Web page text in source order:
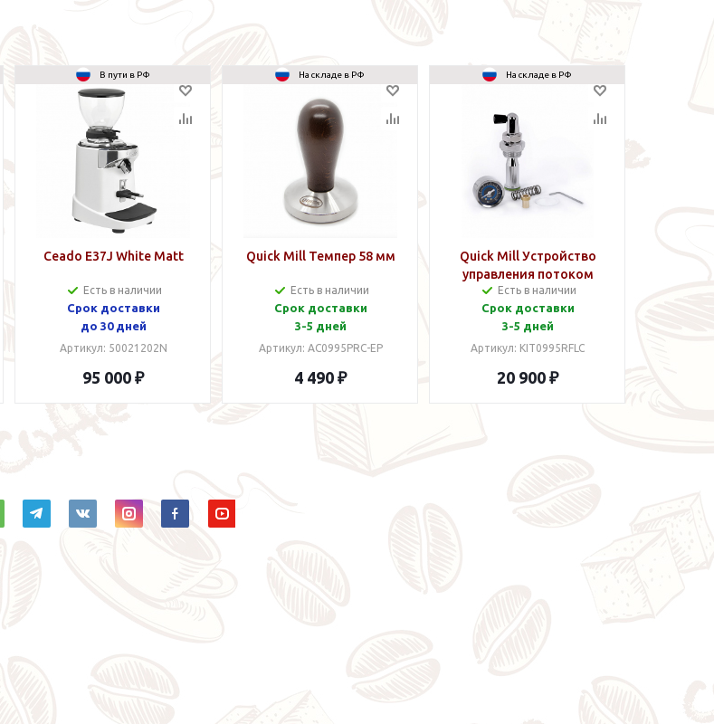
В пути в РФ
Ceado E37J White Matt
Есть в наличии
Срок доставки
до 30 дней
Артикул: 50021202N
95 000 ₽
На складе в РФ
Quick Mill Темпер 58 мм
Есть в наличии
Срок доставки
3-5 дней
Артикул: AC0995PRC-EP
4 490 ₽
На складе в РФ
Quick Mill Устройство
управления потоком
группы Е61
Есть в наличии
Срок доставки
3-5 дней
Артикул: KIT0995RFLC
20 900 ₽